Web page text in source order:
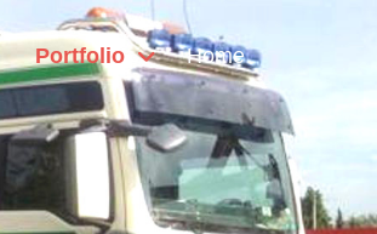
Portfolio Home